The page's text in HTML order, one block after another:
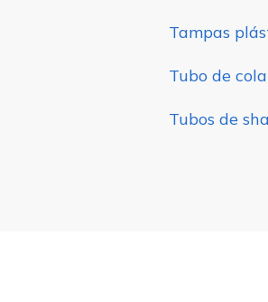
Tampas
Tubo de cola
Tubos de